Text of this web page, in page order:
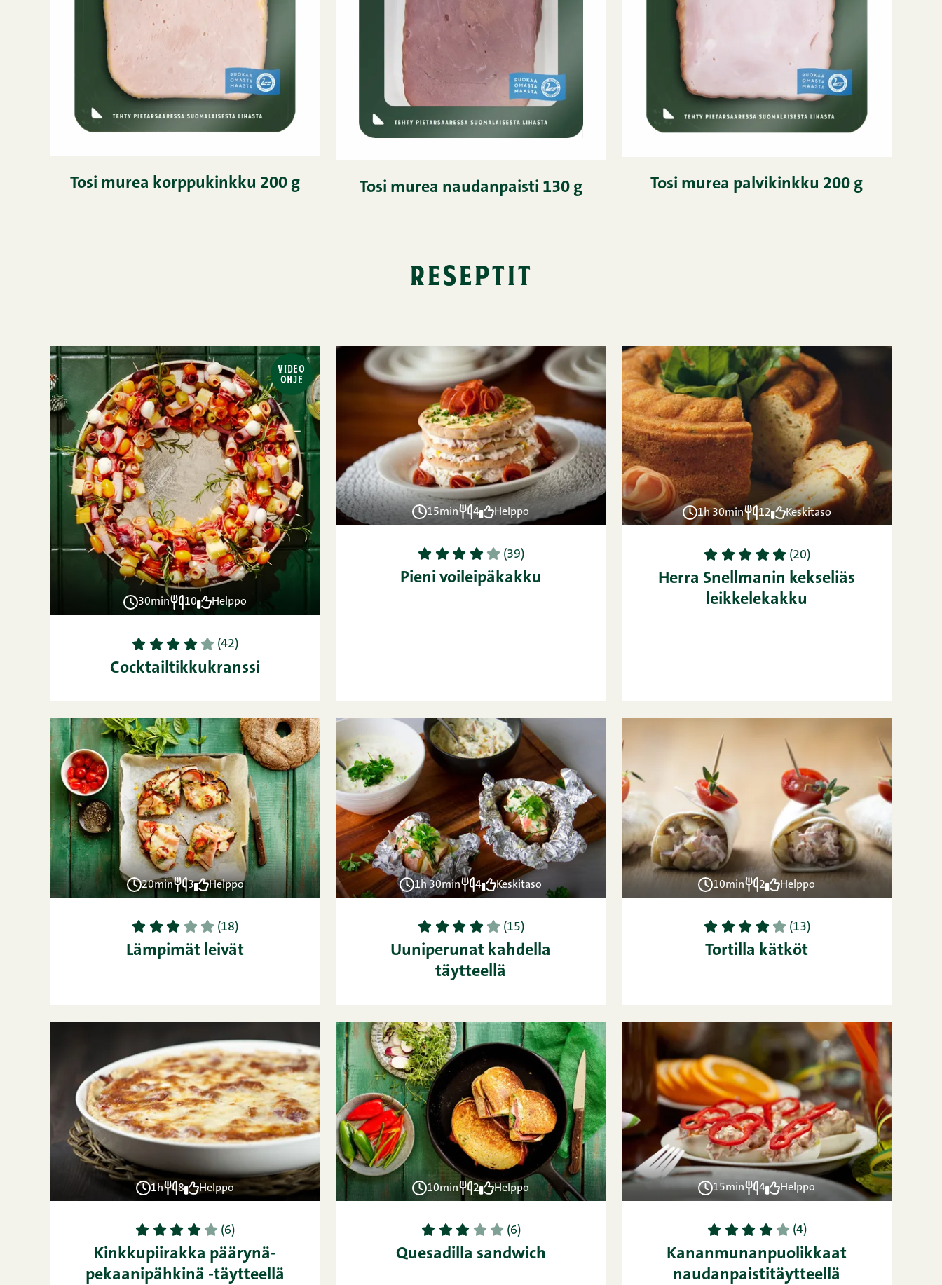
Tosi murea korppukinkku 200 g Tosi murea naudanpaisti 130 g Tosi murea palvikinkku 200 g
reseptit
VIDEO
OHJE
30min 10 Helppo
1 2 3 4 5 (42)
Cocktailtikkukranssi
15min 4 Helppo
1 2 3 4 5 (39)
Pieni voileipäkakku
1h 30min 12 Keskitaso
1 2 3 4 5 (20)
Herra Snellmanin kekseliäs
leikkelekakku
20min 3 Helppo
1 2 3 4 5 (18)
Lämpimät leivät
1h 30min 4 Keskitaso
1 2 3 4 5 (15)
Uuniperunat kahdella
täytteellä
10min 2 Helppo
1 2 3 4 5 (13)
Tortilla kätköt
1h 8 Helppo
1 2 3 4 5 (6)
Kinkkupiirakka päärynä-
pekaanipähkinä -täytteellä
10min 2 Helppo
1 2 3 4 5 (6)
Quesadilla sandwich
15min 4 Helppo
1 2 3 4 5 (4)
Kananmunanpuolikkaat
naudanpaistitäytteellä